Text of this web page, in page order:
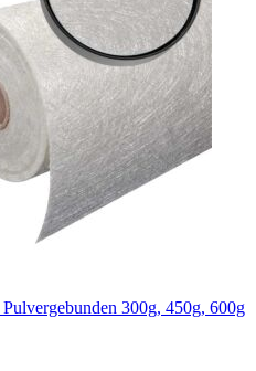
Pulvergebunden 300g, 450g, 600g